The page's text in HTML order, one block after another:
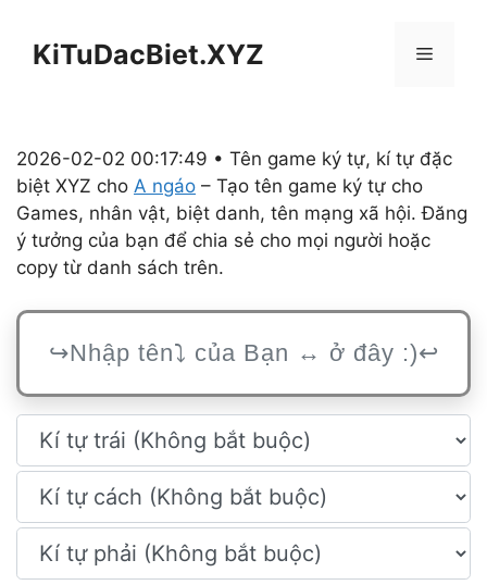
KiTuDacBiet.XYZ Menu
2026-02-02 00:17:49 • Tên game ký tự, kí tự đặc
biệt XYZ cho A ngáo – Tạo tên game ký tự cho
Games, nhân vật, biệt danh, tên mạng xã hội. Đăng
ý tưởng của bạn để chia sẻ cho mọi người hoặc
copy từ danh sách trên.